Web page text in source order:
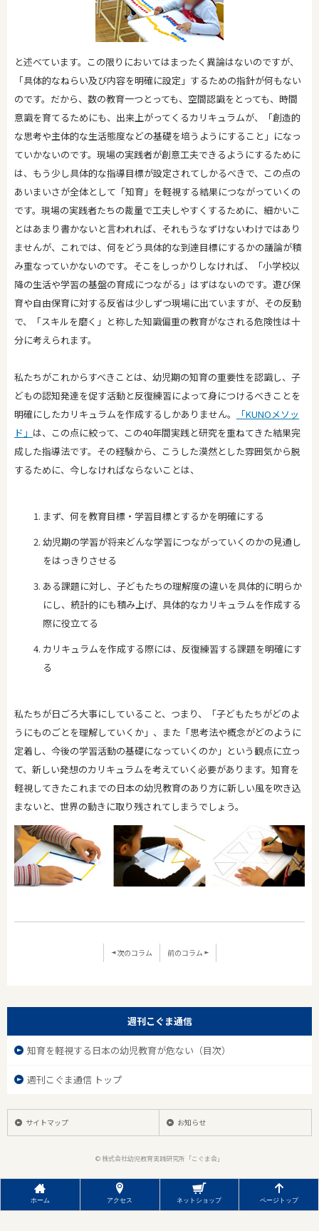
と述べています。この限りにおいてはまったく異論はないのですが、
「具体的なねらい及び内容を明確に設定」するための指針が何もない
のです。だから、数の教育一つとっても、空間認識をとっても、時間
意識を育てるためにも、出来上がってくるカリキュラムが、「創造的
な思考や主体的な生活態度などの基礎を培うようにすること」になっ
ていかないのです。現場の実践者が創意工夫できるようにするために
は、もう少し具体的な指導目標が設定されてしかるべきで、この点の
あいまいさが全体として「知育」を軽視する結果につながっていくの
です。現場の実践者たちの裁量で工夫しやすくするために、細かいこ
とはあまり書かないと言われれば、それもうなずけないわけではあり
ませんが、これでは、何をどう具体的な到達目標にするかの議論が積
み重なっていかないのです。そこをしっかりしなければ、「小学校以
降の生活や学習の基盤の育成につながる」はずはないのです。遊び保
育や自由保育に対する反省は少しずつ現場に出ていますが、その反動
で、「スキルを磨く」と称した知識偏重の教育がなされる危険性は十
分に考えられます。
私たちがこれからすべきことは、幼児期の知育の重要性を認識し、子
どもの認知発達を促す活動と反復練習によって身につけるべきことを
明確にしたカリキュラムを作成するしかありません。
「KUNOメソッ
ド」 は、この点に絞って、この40年間実践と研究を重ねてきた結果完
成した指導法です。その経験から、こうした漠然とした雰囲気から脱
するために、今しなければならないことは、
まず、何を教育目標・学習目標とするかを明確にする
幼児期の学習が将来どんな学習につながっていくのかの見通し
をはっきりさせる
ある課題に対し、子どもたちの理解度の違いを具体的に明らか
にし、統計的にも積み上げ、具体的なカリキュラムを作成する
際に役立てる
カリキュラムを作成する際には、反復練習する課題を明確にす
る
私たちが日ごろ大事にしていること、つまり、「子どもたちがどのよ
うにものごとを理解していくか」、また「思考法や概念がどのように
定着し、今後の学習活動の基礎になっていくのか」という観点に立っ
て、新しい発想のカリキュラムを考えていく必要があります。知育を
軽視してきたこれまでの日本の幼児教育のあり方に新しい風を吹き込
まないと、世界の動きに取り残されてしまうでしょう。
次のコラム 前のコラム
週刊こぐま通信
知育を軽視する日本の幼児教育が危ない（目次）
週刊こぐま通信 トップ
サイトマップ お知らせ
© 株式会社幼児教育実践研究所「こぐま会」
ホーム アクセス ネットショップ ページトップ